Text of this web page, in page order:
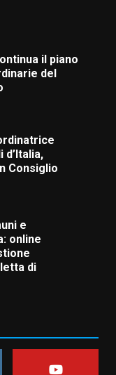
il piano
del
Consiglio
e
online
di